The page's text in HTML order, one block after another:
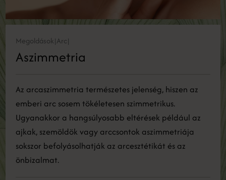
Megoldások|Arc|
Aszimmetria
Az arcaszimmetria természetes jelenség, hiszen az
emberi arc sosem tökéletesen szimmetrikus.
Ugyanakkor a hangsúlyosabb eltérések például az
ajkak, szemöldök vagy arccsontok aszimmetriája
sokszor befolyásolhatják az arcesztétikát és az
önbizalmat.